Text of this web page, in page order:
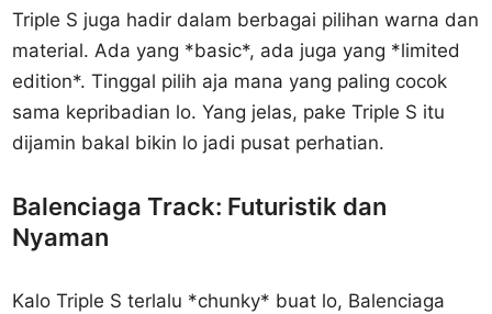
Triple S juga hadir dalam berbagai pilihan warna dan
material. Ada yang *basic*, ada juga yang *limited
edition*. Tinggal pilih aja mana yang paling cocok
sama kepribadian lo. Yang jelas, pake Triple S itu
dijamin bakal bikin lo jadi pusat perhatian.
Balenciaga Track: Futuristik dan
Nyaman
Kalo Triple S terlalu *chunky* buat lo, Balenciaga